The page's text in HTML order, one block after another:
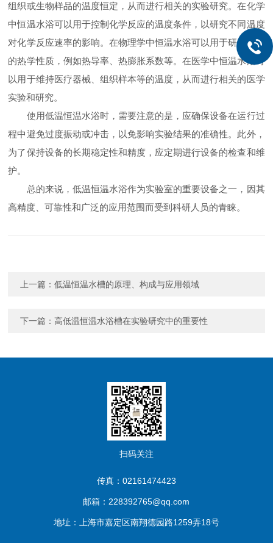
组织或生物样品的温度恒定，从而进行相关的实验研究。在化学
中恒温水浴可以用于控制化学反应的温度条件，以研究不同温度
对化学反应速率的影响。在物理学中恒温水浴可以用于研究材料
的热学性质，例如热导率、热膨胀系数等。在医学中恒温水浴可
以用于维持医疗器械、组织样本等的温度，从而进行相关的医学
实验和研究。
使用低温恒温水浴时，需要注意的是，应确保设备在运行过
程中避免过度振动或冲击，以免影响实验结果的准确性。此外，
为了保持设备的长期稳定性和精度，应定期进行设备的检查和维
护。
总的来说，低温恒温水浴作为实验室的重要设备之一，因其
高精度、可靠性和广泛的应用范围而受到科研人员的青睐。
上一篇：低温恒温水槽的原理、构成与应用领域
下一篇：高低温恒温水浴槽在实验研究中的重要性
扫码关注
传真：02161474423
邮箱：228392765@qq.com
地址：上海市嘉定区南翔德园路1259弄18号